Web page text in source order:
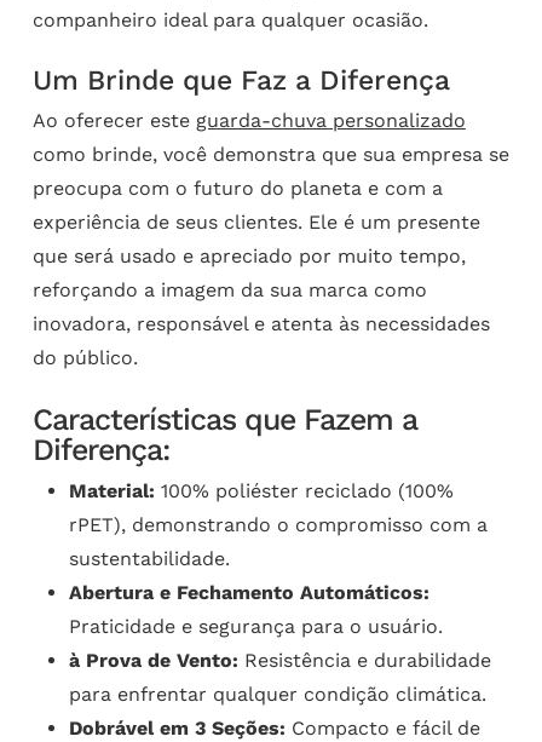
companheiro ideal para qualquer ocasião.
Um Brinde que Faz a Diferença
Ao oferecer este guarda-chuva personalizado
como brinde, você demonstra que sua empresa se
preocupa com o futuro do planeta e com a
experiência de seus clientes. Ele é um presente
que será usado e apreciado por muito tempo,
reforçando a imagem da sua marca como
inovadora, responsável e atenta às necessidades
do público.
Características que Fazem a
Diferença:
Material: 100% poliéster reciclado (100%
rPET), demonstrando o compromisso com a
sustentabilidade.
Abertura e Fechamento Automáticos:
Praticidade e segurança para o usuário.
à Prova de Vento: Resistência e durabilidade
para enfrentar qualquer condição climática.
Dobrável em 3 Seções: Compacto e fácil de